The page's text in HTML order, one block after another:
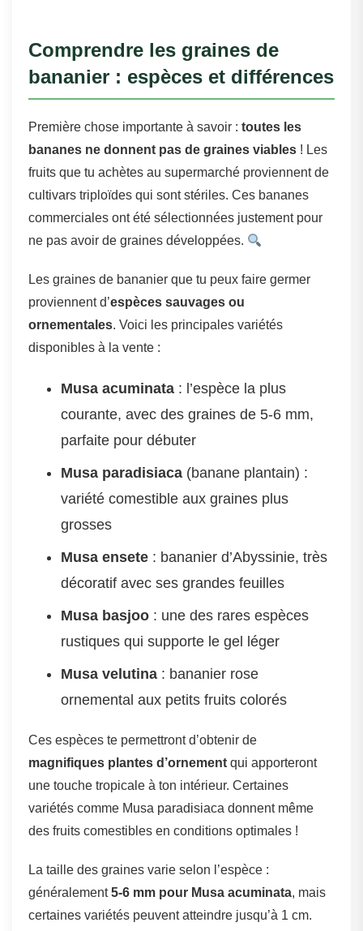
Comprendre les graines de
bananier : espèces et différences
Première chose importante à savoir : toutes les
bananes ne donnent pas de graines viables ! Les
fruits que tu achètes au supermarché proviennent de
cultivars triploïdes qui sont stériles. Ces bananes
commerciales ont été sélectionnées justement pour
ne pas avoir de graines développées.
Les graines de bananier que tu peux faire germer
proviennent d’espèces sauvages ou
ornementales. Voici les principales variétés
disponibles à la vente :
Musa acuminata : l’espèce la plus
courante, avec des graines de 5-6 mm,
parfaite pour débuter
Musa paradisiaca (banane plantain) :
variété comestible aux graines plus
grosses
Musa ensete : bananier d’Abyssinie, très
décoratif avec ses grandes feuilles
Musa basjoo : une des rares espèces
rustiques qui supporte le gel léger
Musa velutina : bananier rose
ornemental aux petits fruits colorés
Ces espèces te permettront d’obtenir de
magnifiques plantes d’ornement qui apporteront
une touche tropicale à ton intérieur. Certaines
variétés comme Musa paradisiaca donnent même
des fruits comestibles en conditions optimales !
La taille des graines varie selon l’espèce :
généralement5-6 mm pour Musa acuminata, mais
certaines variétés peuvent atteindre jusqu’à 1 cm.